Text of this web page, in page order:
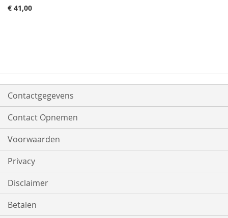
€ 41,00
Contactgegevens
Contact Opnemen
Voorwaarden
Privacy
Disclaimer
Betalen